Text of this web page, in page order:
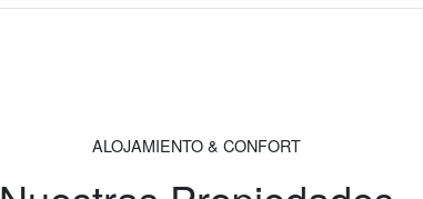
ALOJAMIENTO & CONFORT